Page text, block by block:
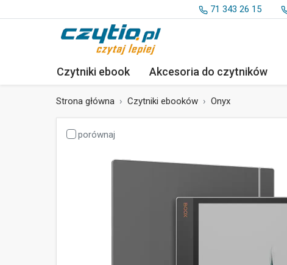
71 343 26 15
Czytniki ebook Akcesoria do czytników
Strona główna Czytniki ebooków Onyx
porównaj